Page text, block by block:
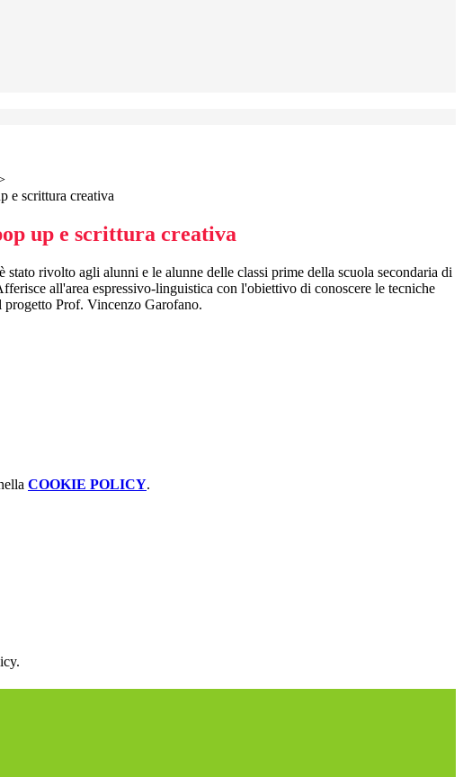
e scrittura creativa
up e scrittura creativa
stato rivolto agli alunni e le alunne delle classi prime della scuola secondaria di
all'area espressivo-linguistica con l'obiettivo di conoscere le tecniche
progetto Prof. Vincenzo Garofano.
COOKIE POLICY.